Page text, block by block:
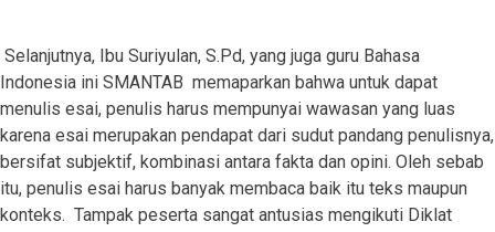
Selanjutnya, Ibu Suriyulan, S.Pd, yang juga guru Bahasa
Indonesia ini SMANTAB memaparkan bahwa untuk dapat
menulis esai, penulis harus mempunyai wawasan yang luas
karena esai merupakan pendapat dari sudut pandang penulisnya,
bersifat subjektif, kombinasi antara fakta dan opini. Oleh sebab
itu, penulis esai harus banyak membaca baik itu teks maupun
konteks. Tampak peserta sangat antusias mengikuti Diklat